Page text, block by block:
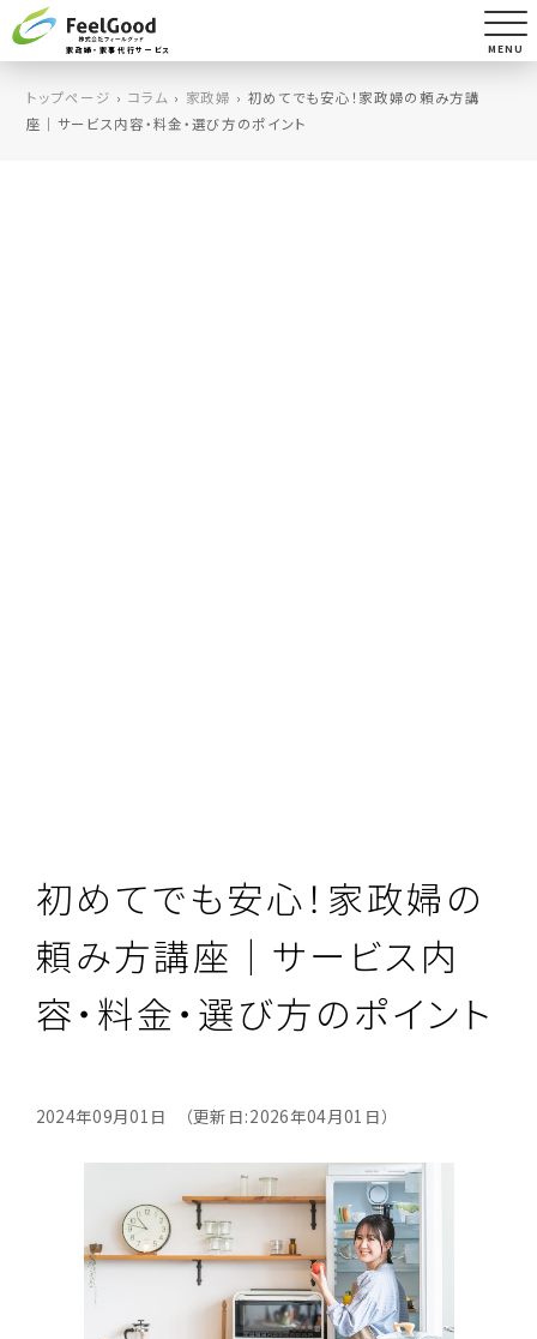
家政婦・家事代行サービス MENU
トップページ › コラム › 家政婦 › 初めてでも安心！家政婦の頼み方講
座｜サービス内容・料金・選び方のポイント
初めてでも安心！家政婦の
頼み方講座｜サービス内
容・料金・選び方のポイント
2024年09月01日 （更新日:2026年04月01日）